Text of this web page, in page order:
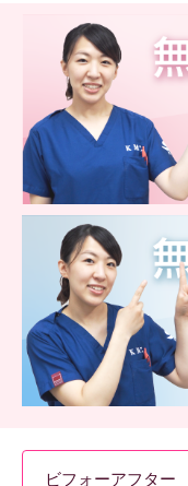
ビフォーアフター